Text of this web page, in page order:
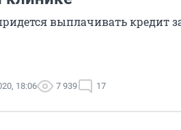
выплачивать кредит
18:06 7 939 17